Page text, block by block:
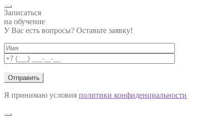
Записаться
на обучение
У Вас есть вопросы? Оставьте заявку!
Я принимаю условия политики конфиденциальности